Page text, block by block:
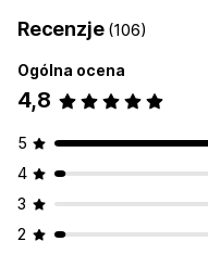
Recenzje (106)
Ogólna ocena
4,8
5
4
3
2